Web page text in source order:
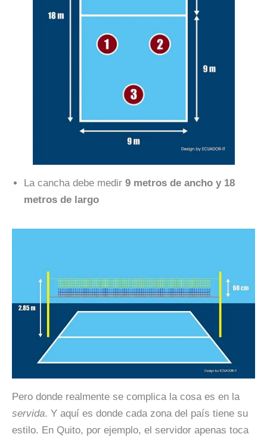
La cancha debe medir 9 metros de ancho y 18
metros de largo
Pero donde realmente se complica la cosa es en la
servida. Y aquí es donde cada zona del país tiene su
estilo. En Quito, por ejemplo, el servidor apenas toca